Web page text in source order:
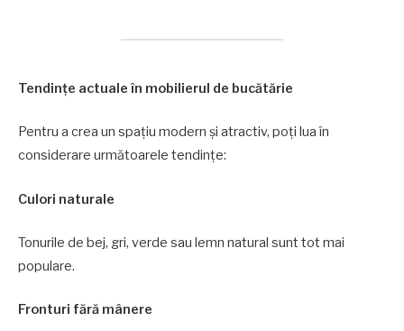
Tendințe actuale în mobilierul de bucătărie
Pentru a crea un spațiu modern și atractiv, poți lua în
considerare următoarele tendințe:
Culori naturale
Tonurile de bej, gri, verde sau lemn natural sunt tot mai
populare.
Fronturi fără mânere